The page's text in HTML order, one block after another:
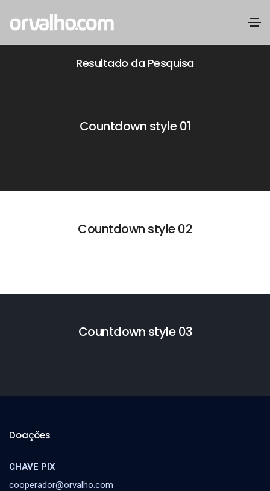
Resultado da Pesquisa
Countdown style 01
Countdown style 02
Countdown style 03
Doações
CHAVE PIX
cooperador@orvalho.com